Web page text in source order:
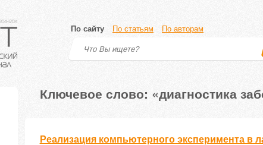
По сайту По статьям По авторам
Ключевое слово: «диагностика
Реализация компьютерного эксперимента